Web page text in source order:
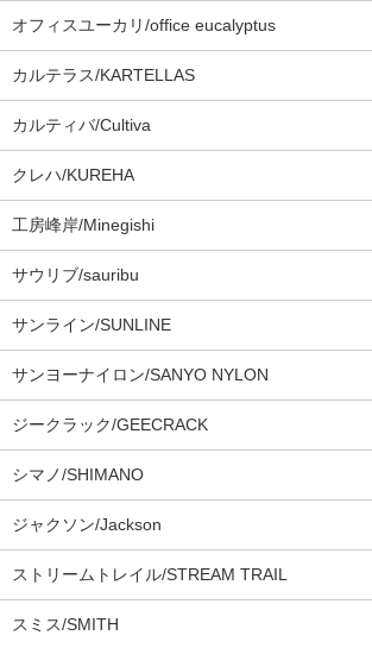
オフィスユーカリ/office eucalyptus
カルテラス/KARTELLAS
カルティバ/Cultiva
クレハ/KUREHA
工房峰岸/Minegishi
サウリブ/sauribu
サンライン/SUNLINE
サンヨーナイロン/SANYO NYLON
ジークラック/GEECRACK
シマノ/SHIMANO
ジャクソン/Jackson
ストリームトレイル/STREAM TRAIL
スミス/SMITH